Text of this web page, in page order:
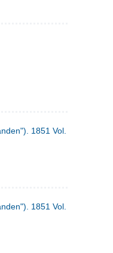
1851 Vol. 2 Nr. 1
1851 Vol. 1 Nr. 10